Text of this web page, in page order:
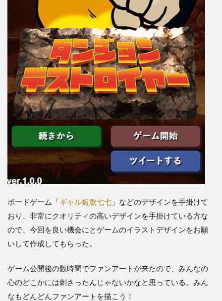
ボードゲーム「ギャル短歌七七 」などのデザインを手掛けて
おり、非常にクオリティの高いデザインを手掛けている方な
ので、今回を良い機会にとゲームのイラストデザインをお願
いして作成してもらった。
ゲーム公開後の数時間でファンアートが来たので、みんなの
心のどこかには刺さったんじゃないかなと思っている。みん
なもどんどんファンアートを描こう！